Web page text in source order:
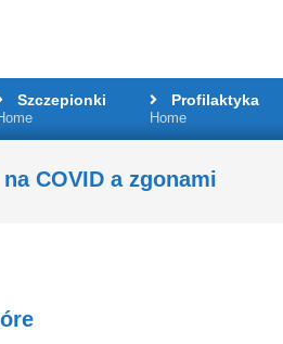
Szczepionki Profilaktyka
Home
COVID a zgonami